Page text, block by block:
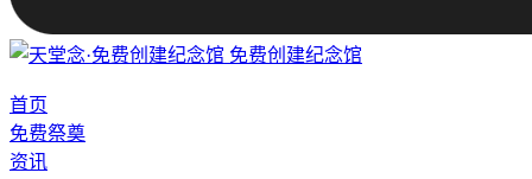
免费创建纪念馆
首页
免费祭奠
资讯